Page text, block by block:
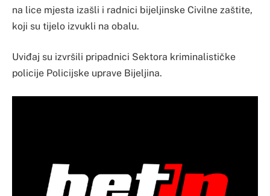
na lice mjesta izašli i radnici bijeljinske Civilne zaštite,
koji su tijelo izvukli na obalu.
Uviđaj su izvršili pripadnici Sektora kriminalističke
policije Policijske uprave Bijeljina.